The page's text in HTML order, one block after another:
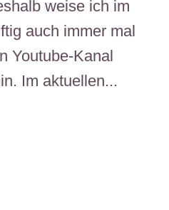
weise ich im
auch immer mal
Youtube-Kanal
Im aktuellen...